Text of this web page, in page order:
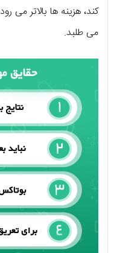
کند، هزینه‌ ها بالاتر
می‌ طلبد.